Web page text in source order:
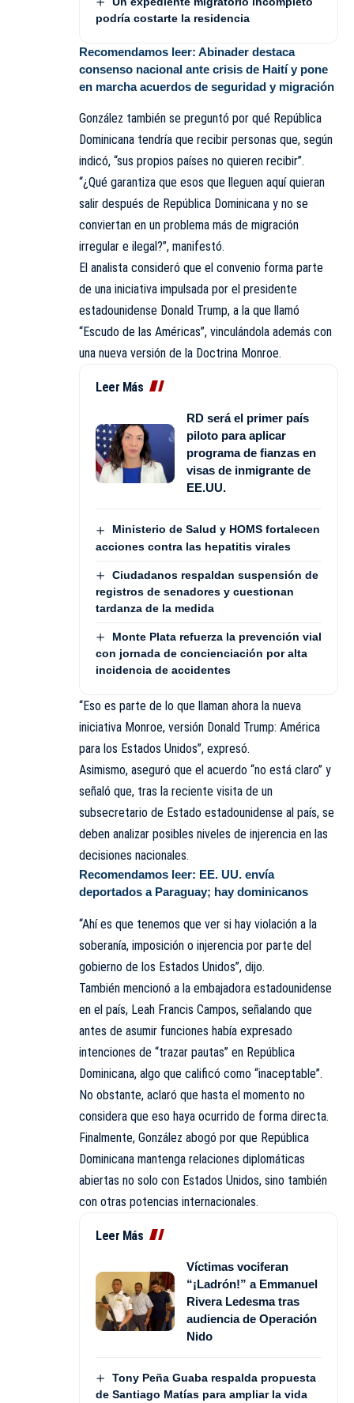
podría costarte la residencia
Recomendamos leer: Abinader destaca
consenso nacional ante crisis de Haití y pone
en marcha acuerdos de seguridad y migración
González también se preguntó por qué República
Dominicana tendría que recibir personas que, según
indicó, “sus propios países no quieren recibir”.
“¿Qué garantiza que esos que lleguen aquí quieran
salir después de República Dominicana y no se
conviertan en un problema más de migración
irregular e ilegal?”, manifestó.
El analista consideró que el convenio forma parte
de una iniciativa impulsada por el presidente
estadounidense Donald Trump, a la que llamó
“Escudo de las Américas”, vinculándola además con
una nueva versión de la Doctrina Monroe.
Leer Más
RD será el primer país
piloto para aplicar
programa de fianzas en
visas de inmigrante de
EE.UU.
Ministerio de Salud y HOMS fortalecen
acciones contra las hepatitis virales
Ciudadanos respaldan suspensión de
registros de senadores y cuestionan
tardanza de la medida
Monte Plata refuerza la prevención vial
con jornada de concienciación por alta
incidencia de accidentes
“Eso es parte de lo que llaman ahora la nueva
iniciativa Monroe, versión Donald Trump: América
para los Estados Unidos”, expresó.
Asimismo, aseguró que el acuerdo “no está claro” y
señaló que, tras la reciente visita de un
subsecretario de Estado estadounidense al país, se
deben analizar posibles niveles de injerencia en las
decisiones nacionales.
Recomendamos leer: EE. UU. envía
deportados a Paraguay; hay dominicanos
“Ahí es que tenemos que ver si hay violación a la
soberanía, imposición o injerencia por parte del
gobierno de los Estados Unidos”, dijo.
También mencionó a la embajadora estadounidense
en el país, Leah Francis Campos, señalando que
antes de asumir funciones había expresado
intenciones de “trazar pautas” en República
Dominicana, algo que calificó como “inaceptable”.
No obstante, aclaró que hasta el momento no
considera que eso haya ocurrido de forma directa.
Finalmente, González abogó por que República
Dominicana mantenga relaciones diplomáticas
abiertas no solo con Estados Unidos, sino también
con otras potencias internacionales.
Leer Más
Víctimas vociferan
“¡Ladrón!” a Emmanuel
Rivera Ledesma tras
audiencia de Operación
Nido
Tony Peña Guaba respalda propuesta
de Santiago Matías para ampliar la vida